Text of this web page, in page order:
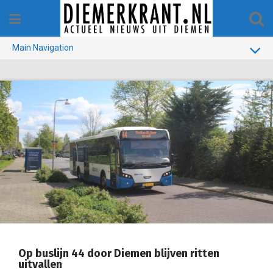
content
Main Navigation
1970-1990
VERKIEZINGEN
COLOFON
Op buslijn 44 door Diemen blijven ritten
uitvallen